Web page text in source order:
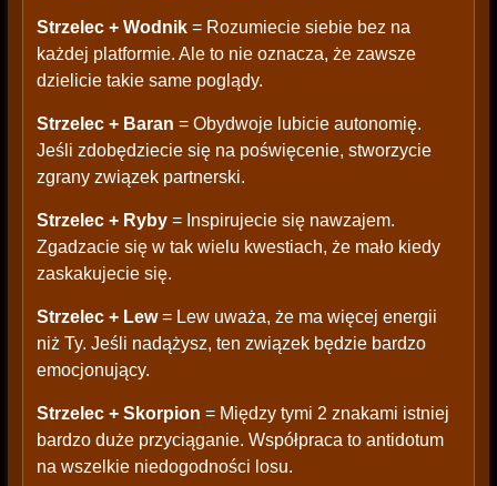
Strzelec + Wodnik= Rozumiecie siebie bez na
każdej platformie. Ale to nie oznacza, że zawsze
dzielicie takie same poglądy.
Strzelec + Baran = Obydwoje lubicie autonomię.
Jeśli zdobędziecie się na poświęcenie, stworzycie
zgrany związek partnerski.
Strzelec + Ryby= Inspirujecie się nawzajem.
Zgadzacie się w tak wielu kwestiach, że mało kiedy
zaskakujecie się.
Strzelec + Lew= Lew uważa, że ma więcej energii
niż Ty. Jeśli nadążysz, ten związek będzie bardzo
emocjonujący.
Strzelec + Skorpion = Między tymi 2 znakami istniej
bardzo duże przyciąganie. Współpraca to antidotum
na wszelkie niedogodności losu.